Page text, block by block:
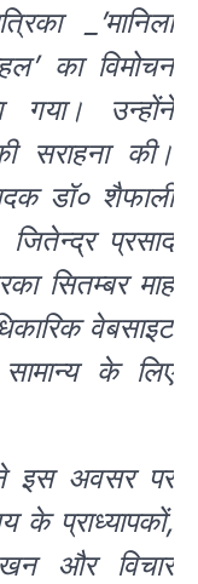
_’मानिला
का विमोचन
गया। उन्होंने
सराहना की।
डॉ० शैफाली
प्रसाद
सितम्बर माह
वेबसाइट
के लिए
इस अवसर पर
के प्राध्यापकों,
और विचार